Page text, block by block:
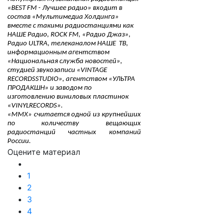
«BEST FM - Лучшее радио» входит в
состав «Мультимедиа Холдинга»
вместе с такими радиостанциями как
НАШЕ Радио, ROCK FM, «Радио Джаз»,
Радио ULTRA, телеканалом НАШЕ ТВ,
информационным агентством
«Национальная служба новостей»,
студией звукозаписи «VINTAGE
RECORDSSTUDIO», агентством «УЛЬТРА
ПРОДАКШН» и заводом по
изготовлению виниловых пластинок
«VINYLRECORDS».
«ММХ» считается одной из крупнейших
по количеству вещающих
радиостанций частных компаний
России.
Оцените материал
1
2
3
4